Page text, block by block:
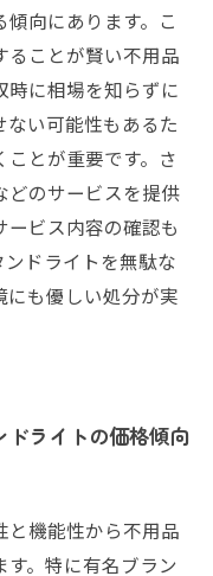
向にあります。こ
ることが賢い不用品
に相場を知らずに
い可能性もあるた
とが重要です。さ
どのサービスを提供
ビス内容の確認も
ドライトを無駄な
にも優しい処分が実
ライトの価格傾向
と機能性から不用品
。特に有名ブラン